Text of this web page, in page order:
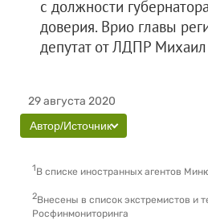
с должности
доверия. Врио главы
депутат от ЛДПР Михаил
29 августа 2020
Автор/Источник
1В списке иностранных агентов
2Внесены в список экстремистов и
Росфинмониторинга